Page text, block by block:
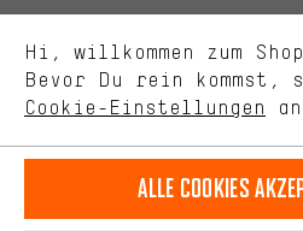
Sprache"
Deutsch
DE english
EN
VERTRAG WIDERRUFEN Aachener
Datenschutz
Hi, willkommen zum
Bevor Du rein kommst,
Cookie-Einstellungen
Uns interessiert, was Du in
selbst Einfluss auf die
unseres Shop-Angebots.
Dein Shopping-Erlebnis wird
stellen wir Verknüpfungen zu
können wir dir weitere nützliche
Alle Cookies